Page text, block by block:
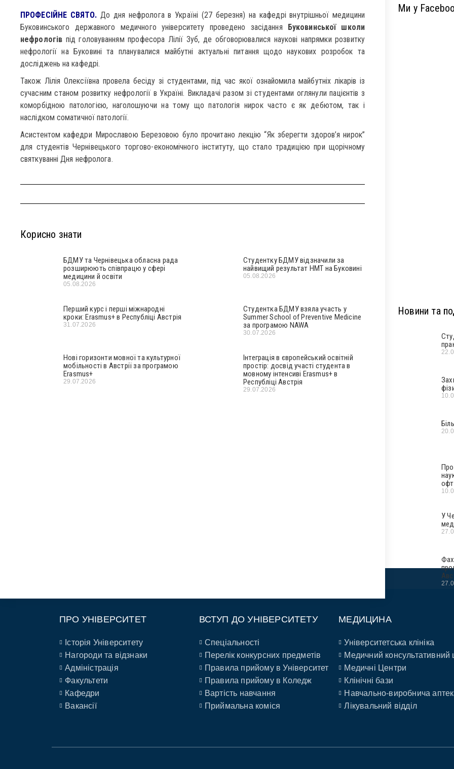
ПРОФЕСІЙНЕ СВЯТО. До дня нефролога в Україні (27 березня) на кафедрі внутрішньої медицини
Буковинського державного медичного університету проведено засідання Буковинської школи
нефрологів під головуванням професора Лілії Зуб, де обговорювалися наукові напрямки розвитку
нефрології на Буковині та планувалися майбутні актуальні питання щодо наукових розробок та
досліджень на кафедрі.
Також Лілія Олексіївна провела бесіду зі студентами, під час якої ознайомила майбутніх лікарів із
сучасним станом розвитку нефрології в Україні. Викладачі разом зі студентами оглянули пацієнтів з
коморбідною патологією, наголошуючи на тому що патологія нирок часто є як дебютом, так і
наслідком соматичної патології.
Асистентом кафедри Мирославою Березовою було прочитано лекцію “Як зберегти здоров’я нирок”
для студентів Чернівецького торгово-економічного інституту, що стало традицією при щорічному
святкуванні Дня нефролога.
Корисно знати
БДМУ та Чернівецька обласна рада
розширюють співпрацю у сфері
медицини й освіти
05.08.2026
Студентку БДМУ відзначили за
найвищий результат НМТ на Буковині
05.08.2026
Перший курс і перші міжнародні
кроки: Erasmus+ в Республіці Австрія
31.07.2026
Студентка БДМУ взяла участь у
Summer School of Preventive Medicine
за програмою NAWA
30.07.2026
Нові горизонти мовної та культурної
мобільності в Австрії за програмою
Erasmus+
29.07.2026
Інтеграція в європейський освітній
простір: досвід участі студента в
мовному інтенсиві Erasmus+ в
Республіці Австрія
29.07.2026
Ми у
Новини та
У
ПРО УНІВЕРСИТЕТ
Історія Університету
Нагороди та відзнаки
Адміністрація
Факультети
Кафедри
Вакансії
ВСТУП ДО УНІВЕРСИТЕТУ
Спеціальності
Перелік конкурсних предметів
Правила прийому в Університет
Правила прийому в Коледж
Вартість навчання
Приймальна коміся
МЕДИЦИНА
Університетська клініка
Медичний консультативний
Медичні Центри
Клінічні бази
Навчально-виробнича
Лікувальний відділ